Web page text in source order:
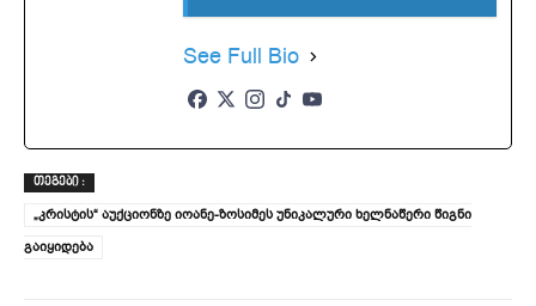
See Full Bio
ᲗᲔᲒᲔᲑᲘ :
„კრისტის“ აუქციონზე იოანე-ზოსიმეს უნიკალური ხელნაწერი წიგნი
გაიყიდება